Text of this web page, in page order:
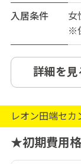
入居条件
女
※
詳細を見
レオン田端セカ
★初期費用